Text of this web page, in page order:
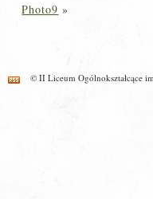
Photo9 »
© II Liceum Ogólnokształcące